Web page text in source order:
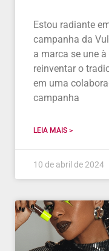
Estou radiante
campanha da
a marca se une
reinventar o
em uma
campanha
LEIA MAIS >
10 de abril de 2024